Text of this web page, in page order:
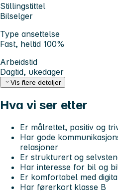
Stillingstittel
Bilselger
Type ansettelse
Fast, heltid 100%
Arbeidstid
Dagtid, ukedager
Vis flere detaljer
Hva vi ser etter
Er målrettet, positiv og
Har gode
relasjoner
Er strukturert og
Har interesse for bil og
Er komfortabel med
Har førerkort klasse B